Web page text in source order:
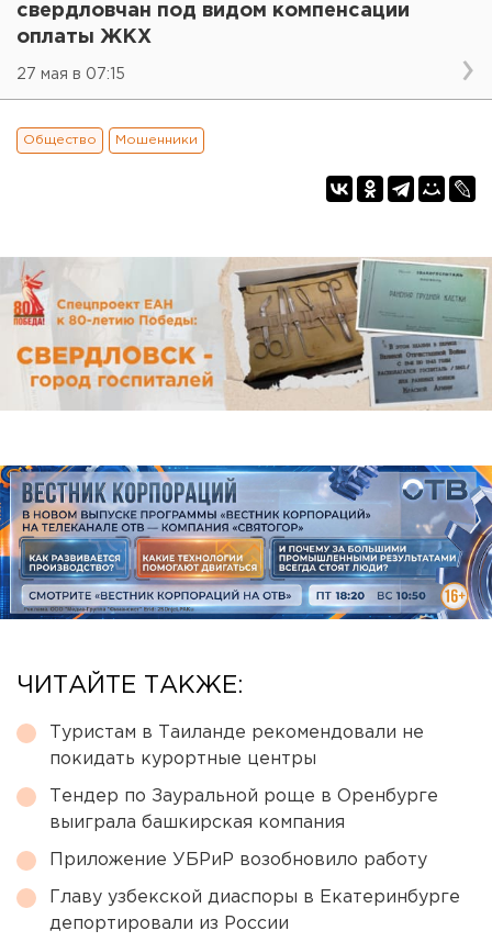
свердловчан под видом компенсации
оплаты ЖКХ
27 мая в 07:15
Общество Мошенники
ЧИТАЙТЕ ТАКЖЕ:
Туристам в Таиланде рекомендовали не
покидать курортные центры
Тендер по Зауральной роще в Оренбурге
выиграла башкирская компания
Приложение УБРиР возобновило работу
Главу узбекской диаспоры в Екатеринбурге
депортировали из России